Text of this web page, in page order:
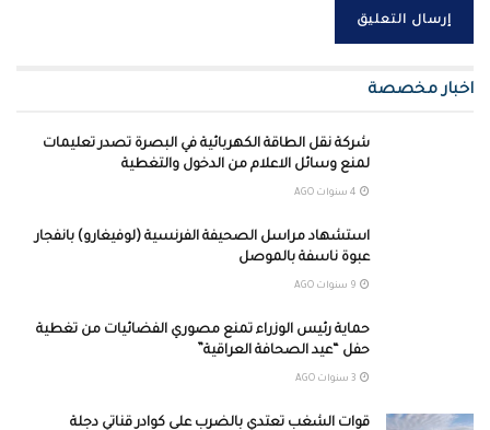
اخبار مخصصة
شركة نقل الطاقة الكهربائية في البصرة تصدر تعليمات
لمنع وسائل الاعلام من الدخول والتغطية
استشهاد مراسل الصحيفة الفرنسية (لوفيغارو) بانفجار
عبوة ناسفة بالموصل
حماية رئيس الوزراء تمنع مصوري الفضائيات من تغطية
حفل “عيد الصحافة العراقية”
قوات الشغب تعتدي بالضرب على كوادر قناتي دجلة